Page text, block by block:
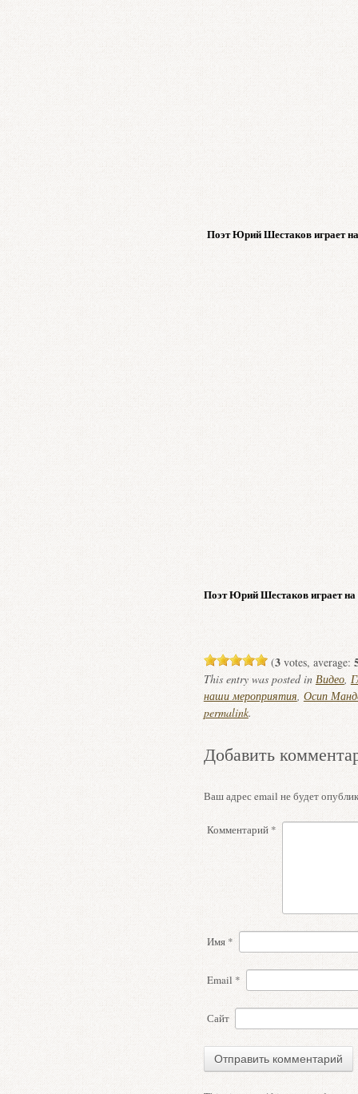
Поэт Юрий Шестаков играет
Поэт Юрий Шестаков играет на
(3votes, average:
This entry was posted in Видео,
наши мероприятия, Осип
permalink.
Добавить
Ваш адрес email не будет
Комментарий *
Имя *
Email *
Сайт